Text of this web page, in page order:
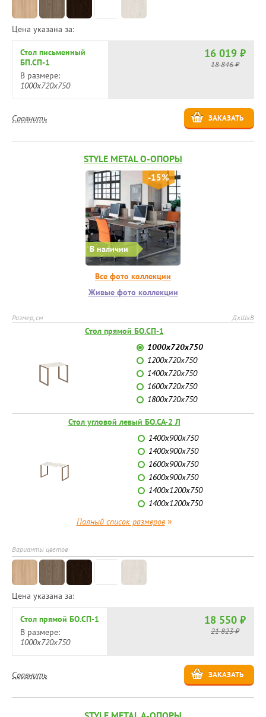
Цена указана за:
Стол письменный
БП.СП-1
В размере:
1000х720х750
16 019 ₽
18 846 ₽
ЗАКАЗАТЬ
Сравнить
STYLE METAL О-ОПОРЫ
В наличии
-15%
Все фото коллекции
Живые фото коллекции
Размер, см ДхШхВ
Стол прямой БО.СП-1
1000х720х750
1200х720х750
1400х720х750
1600х720х750
1800х720х750
Стол угловой левый БО.СА-2 Л
1400х900х750
1400х900х750
1600х900х750
1600х900х750
1400х1200х750
1400х1200х750
Полный список размеров»
Варианты цветов
Цена указана за:
Стол прямой БО.СП-1
В размере:
1000х720х750
18 550 ₽
21 823 ₽
ЗАКАЗАТЬ
Сравнить